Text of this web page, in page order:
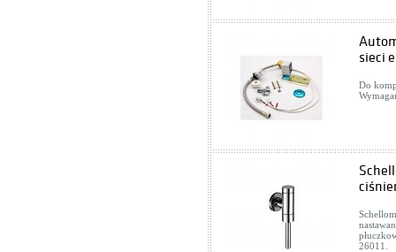
sieci
Do
26011.